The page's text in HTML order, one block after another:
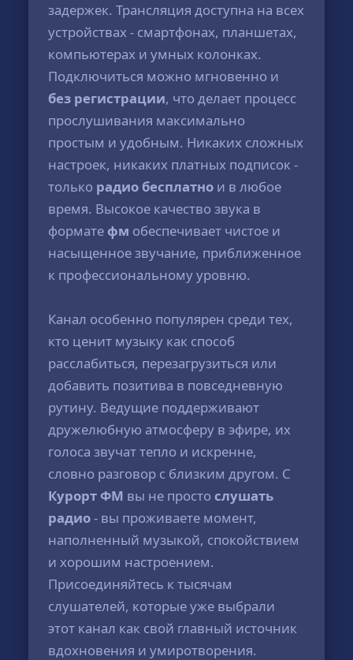
задержек. Трансляция доступна на всех
устройствах - смартфонах, планшетах,
компьютерах и умных колонках.
Подключиться можно мгновенно и
без регистрации, что делает процесс
прослушивания максимально
простым и удобным. Никаких сложных
настроек, никаких платных подписок -
только радио бесплатно и в любое
время. Высокое качество звука в
формате фм обеспечивает чистое и
насыщенное звучание, приближенное
к профессиональному уровню.
Канал особенно популярен среди тех,
кто ценит музыку как способ
расслабиться, перезагрузиться или
добавить позитива в повседневную
рутину. Ведущие поддерживают
дружелюбную атмосферу в эфире, их
голоса звучат тепло и искренне,
словно разговор с близким другом. С
Курорт ФМ вы не просто слушать
радио- вы проживаете момент,
наполненный музыкой, спокойствием
и хорошим настроением.
Присоединяйтесь к тысячам
слушателей, которые уже выбрали
этот канал как свой главный источник
вдохновения и умиротворения.